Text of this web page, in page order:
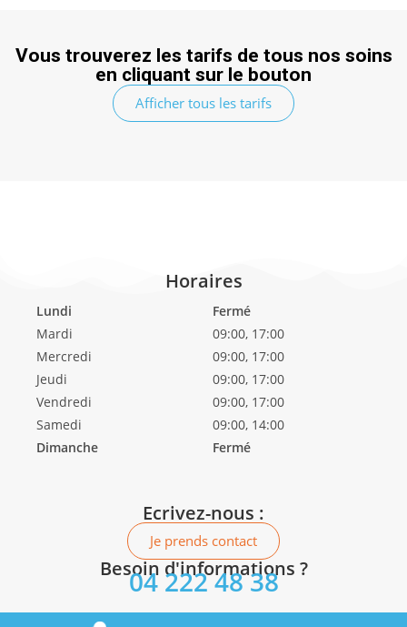
Vous trouverez les tarifs de tous nos soins
en cliquant sur le bouton
Afficher tous les tarifs
Horaires
Lundi
Mardi
Mercredi
Jeudi
Vendredi
Samedi
Dimanche
Fermé
09:00, 17:00
09:00, 17:00
09:00, 17:00
09:00, 17:00
09:00, 14:00
Fermé
Ecrivez-nous :
Je prends contact
Besoin d'informations ?
04 222 48 38